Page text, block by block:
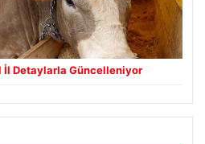
İl Detaylarla Güncelleniyor